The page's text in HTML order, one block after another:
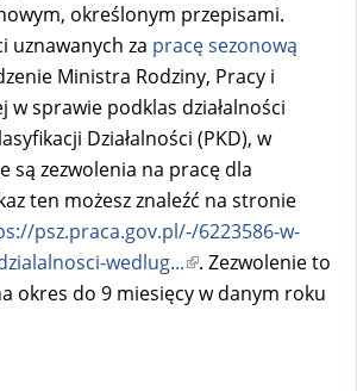
określonym przepisami.
uznawanych za pracę sezonową
Ministra Rodziny, Pracy i
w sprawie podklas działalności
Działalności (PKD), w
są zezwolenia na pracę dla
ten możesz znaleźć na stronie
psz.praca.gov.pl/-/6223586-w-
wedlug...(
l
. Zezwolenie to
okres do 9 miesięcy w danym roku